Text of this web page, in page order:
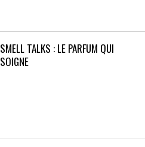
SMELL TALKS : LE PARFUM QUI
SOIGNE